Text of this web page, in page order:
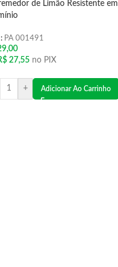
de Limão Resistente em
PA 001491
27,55 no PIX
+ Adicionar Ao Carrinho